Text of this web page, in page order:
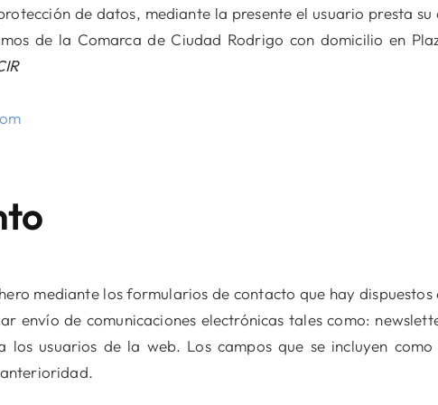
de datos, mediante la presente el usuario presta
de la Comarca de Ciudad Rodrigo con domicilio en
mediante los formularios de contacto que hay dispuestos
envío de comunicaciones electrónicas tales como:
los usuarios de la web. Los campos que se incluyen